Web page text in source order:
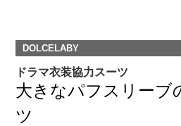
DOLCELABY
ドラマ衣装協力スーツ
大きなパフスリーブ
ツ